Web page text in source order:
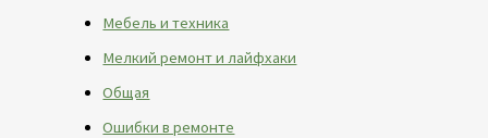
Мебель и техника
Мелкий ремонт и лайфхаки
Общая
Ошибки в ремонте